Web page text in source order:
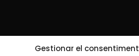
Gestionar el consentiment